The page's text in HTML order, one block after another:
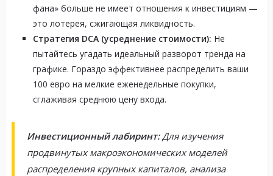
фана» больше не имеет отношения к инвестициям —
это лотерея, сжигающая ликвидность.
Стратегия DCA (усреднение стоимости): Не
пытайтесь угадать идеальный разворот тренда на
графике. Гораздо эффективнее распределить ваши
100 евро на мелкие еженедельные покупки,
сглаживая среднюю цену входа.
Инвестиционный лабиринт:Для изучения
продвинутых макроэкономических моделей
распределения крупных капиталов, анализа